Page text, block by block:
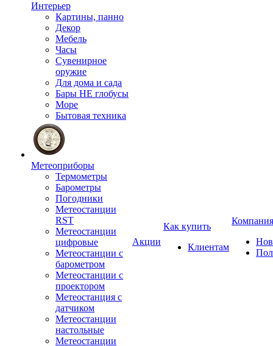
Интерьер
Картины, панно
Декор
Мебель
Часы
Сувенирное
оружие
Для дома и сада
Бары НЕ глобусы
Море
Бытовая техника
Метеоприборы
Термометры
Барометры
Погодники
Метеостанции
RST
Метеостанции
цифровые
Метеостанции с
барометром
Метеостанции с
проектором
Метеостанция с
датчиком
Метеостанции
настольные
Метеостанции
Акции
Как купить
Клиентам
Компания